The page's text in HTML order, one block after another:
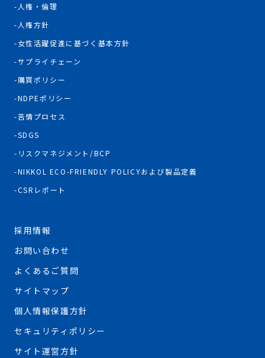
人権・倫理
人権方針
女性活躍促進に基づく基本方針
サプライチェーン
購買ポリシー
NDPEポリシー
苦情プロセス
SDGS
リスクマネジメント/BCP
NIKKOL ECO-FRIENDLY POLICYおよび製品定義
CSRレポート
採用情報
お問い合わせ
よくあるご質問
サイトマップ
個人情報保護方針
セキュリティポリシー
サイト運営方針